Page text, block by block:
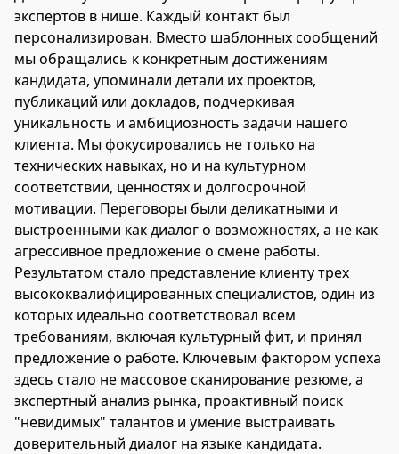
экспертов в нише. Каждый контакт был
персонализирован. Вместо шаблонных сообщений
мы обращались к конкретным достижениям
кандидата, упоминали детали их проектов,
публикаций или докладов, подчеркивая
уникальность и амбициозность задачи нашего
клиента. Мы фокусировались не только на
технических навыках, но и на культурном
соответствии, ценностях и долгосрочной
мотивации. Переговоры были деликатными и
выстроенными как диалог о возможностях, а не как
агрессивное предложение о смене работы.
Результатом стало представление клиенту трех
высококвалифицированных специалистов, один из
которых идеально соответствовал всем
требованиям, включая культурный фит, и принял
предложение о работе. Ключевым фактором успеха
здесь стало не массовое сканирование резюме, а
экспертный анализ рынка, проактивный поиск
"невидимых" талантов и умение выстраивать
доверительный диалог на языке кандидата.